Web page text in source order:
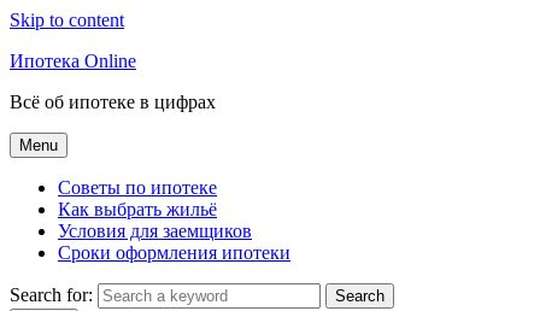
Skip to content
Ипотека Online
Всё об ипотеке в цифрах
Menu
Советы по ипотеке
Как выбрать жильё
Условия для заемщиков
Сроки оформления ипотеки
Search for:
Search